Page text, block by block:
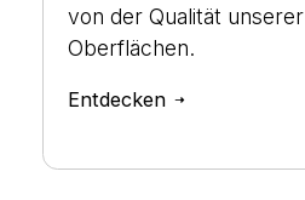
von der Qualität unserer
Oberflächen.
Entdecken